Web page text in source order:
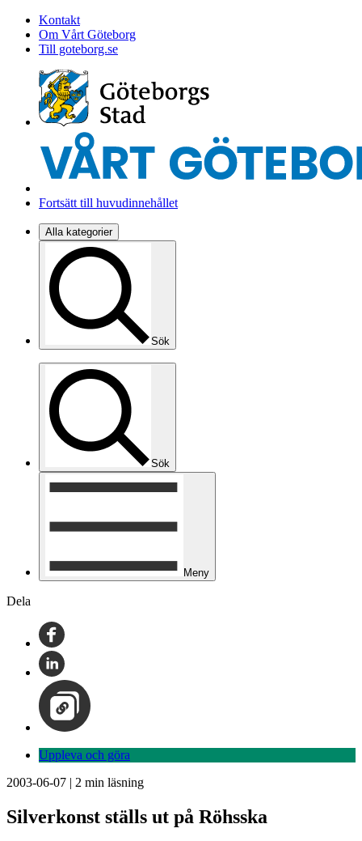
Kontakt
Om Vårt Göteborg
Till goteborg.se
Fortsätt till huvudinnehållet
Alla kategorier
Sök
Sök
Meny
Dela
Uppleva och göra
2003-06-07 | 2 min läsning
Silverkonst ställs ut på Röhsska